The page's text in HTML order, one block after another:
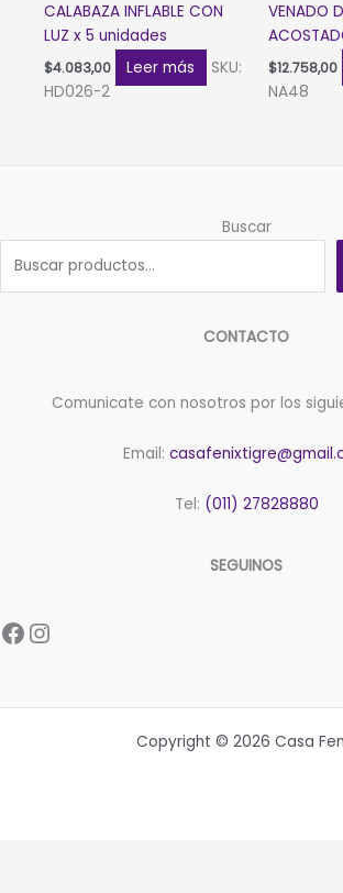
CALABAZA INFLABLE CON
LUZ x 5 unidades
$4.083,00 Leer más
SKU:
HD026-2
VENADO
$12.758,00
NA48
Buscar
CONTACTO
Comunicate con nosotros por los
Email:
Tel: (011) 27828880
SEGUINOS
Facebook
Instagram
Copyright © 2026 Casa